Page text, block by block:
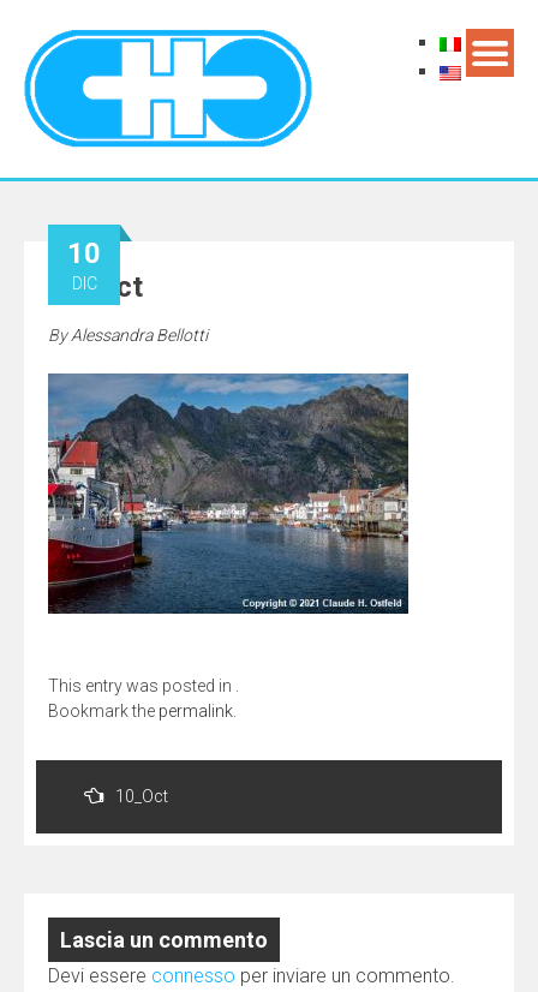
10_Oct
10
DIC
ByAlessandra Bellotti
This entry was posted in .
Bookmark the permalink
Navigazione
articoli
10_Oct
Lascia un commento
Devi essere connesso per inviare un commento.